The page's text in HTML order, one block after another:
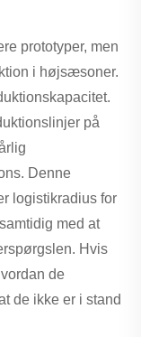
prototyper, men
i højsæsoner.
på
Denne
logistikradius for
med at
Hvis
de
de ikke er i stand